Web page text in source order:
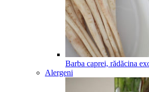
Barba caprei, rădăcina
Alergeni